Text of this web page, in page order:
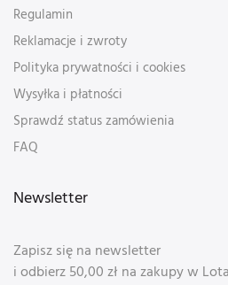
Regulamin
Reklamacje i zwroty
Polityka prywatności i cookies
Wysyłka i płatności
Sprawdź status zamówienia
FAQ
Newsletter
Zapisz się na newsletter
i odbierz 50,00 zł na zakupy w